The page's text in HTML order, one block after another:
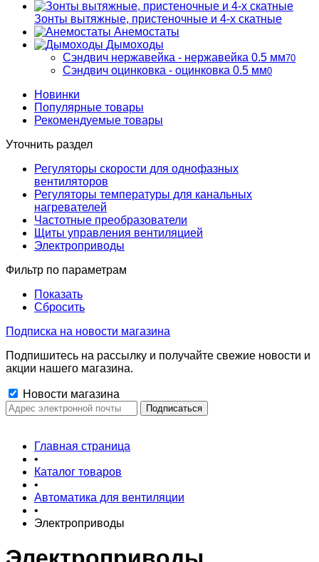
Зонты вытяжные, пристеночные и 4-х скатные
Анемостаты
Дымоходы
Сэндвич нержавейка - нержавейка 0.5 мм70
Сэндвич оцинковка - оцинковка 0.5 мм0
Новинки
Популярные товары
Рекомендуемые товары
Уточнить раздел
Регуляторы скорости для однофазных
вентиляторов
Регуляторы температуры для канальных
нагревателей
Частотные преобразователи
Щиты управления вентиляцией
Электроприводы
Фильтр по параметрам
Показать
Сбросить
Подписка на новости магазина
Подпишитесь на рассылку и получайте свежие новости и
акции нашего магазина.
Новости магазина
Главная страница
•
Каталог товаров
•
Автоматика для вентиляции
•
Электроприводы